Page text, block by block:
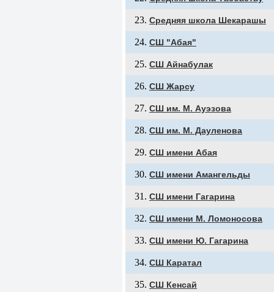
Средняя школа Шекарашы
СШ "Абая"
СШ Айнабулак
СШ Жарсу
СШ им. М. Ауэзова
СШ им. М. Дауленова
СШ имени Абая
СШ имени Амангельды
СШ имени Гагарина
СШ имени М. Ломоносова
СШ имени Ю. Гагарина
СШ Каратал
СШ Кенсай